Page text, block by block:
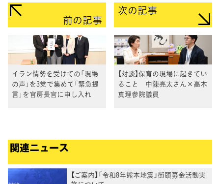
前の記事
イラン情勢を受けての「現場
の声」を3党で集めて「緊急提
言」を官房長官に申し入れ
次の記事
【対談】保育の現場に起きてい
ること 中陳亮太さん×高木
真理参院議員
関連ニュース
【ご案内】「令和8年熊本地震」街頭募金活動実